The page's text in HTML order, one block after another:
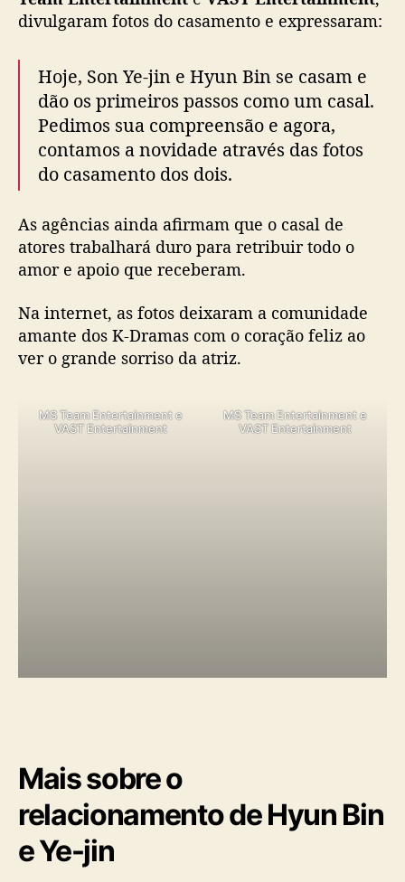
u
l
m
f
o
t
o
c
m
e
divulgaram fotos do casamento e expressaram:
Hoje, Son Ye-jin e Hyun Bin se casam e
dão os primeiros passos como um casal.
Pedimos sua compreensão e agora,
contamos a novidade através das fotos
do casamento dos dois.
As agências ainda afirmam que o casal de
atores trabalhará duro para retribuir todo o
amor e apoio que receberam.
Na internet, as fotos deixaram a comunidade
amante dos K-Dramas com o coração feliz ao
ver o grande sorriso da atriz.
MS Team Entertainment e
VAST Entertainment
MS Team Entertainment e
VAST Entertainment
Mais sobre o
relacionamento de Hyun Bin
e Ye-jin